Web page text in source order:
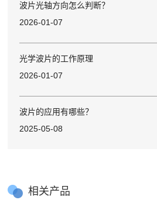
波片光轴方向怎么判断？
2026-01-07
光学波片的工作原理
2026-01-07
波片的应用有哪些？
2025-05-08
相关产品